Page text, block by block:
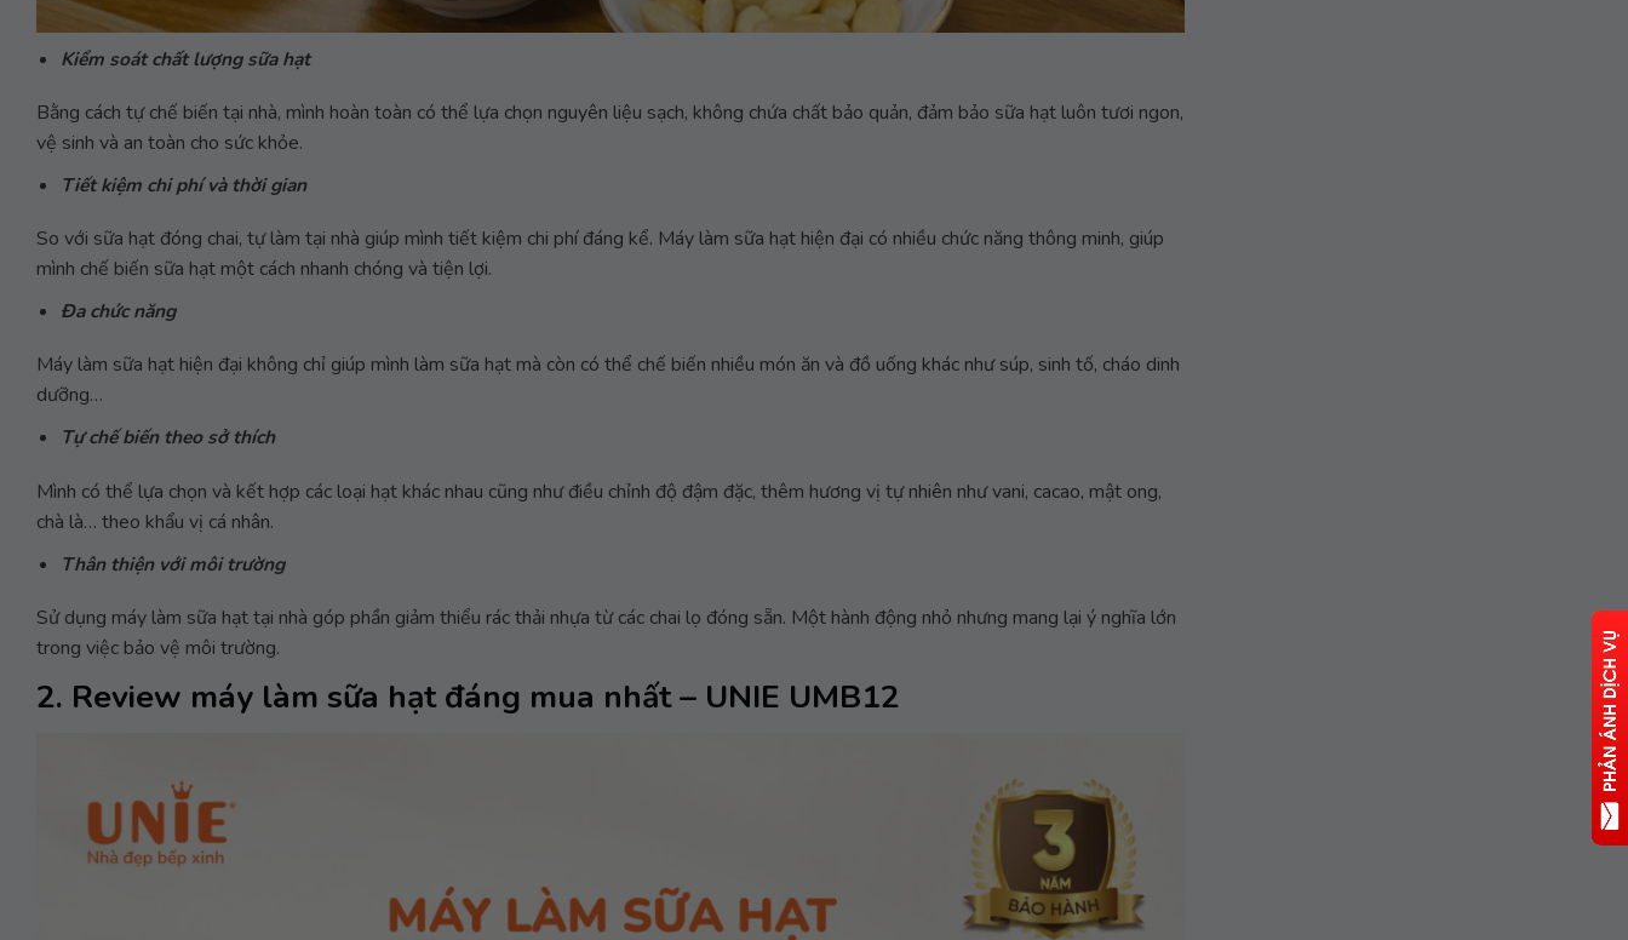
Kiểm soát chất lượng sữa hạt
Bằng cách tự chế biến tại nhà, mình hoàn toàn có thể lựa chọn nguyên liệu sạch, không chứa chất bảo quản, đảm bảo sữa hạt luôn tươi ngon,
vệ sinh và an toàn cho sức khỏe.
Tiết kiệm chi phí và thời gian
So với sữa hạt đóng chai, tự làm tại nhà giúp mình tiết kiệm chi phí đáng kể. Máy làm sữa hạt hiện đại có nhiều chức năng thông minh, giúp
mình chế biến sữa hạt một cách nhanh chóng và tiện lợi.
Đa chức năng
Máy làm sữa hạt hiện đại không chỉ giúp mình làm sữa hạt mà còn có thể chế biến nhiều món ăn và đồ uống khác như súp, sinh tố, cháo dinh
dưỡng…
Tự chế biến theo sở thích
Mình có thể lựa chọn và kết hợp các loại hạt khác nhau cũng như điều chỉnh độ đậm đặc, thêm hương vị tự nhiên như vani, cacao, mật ong,
chà là… theo khẩu vị cá nhân.
Thân thiện với môi trường
Sử dụng máy làm sữa hạt tại nhà góp phần giảm thiểu rác thải nhựa từ các chai lọ đóng sẵn. Một hành động nhỏ nhưng mang lại ý nghĩa lớn
trong việc bảo vệ môi trường.
2. Review máy làm sữa hạt đáng mua nhất – UNIE UMB12